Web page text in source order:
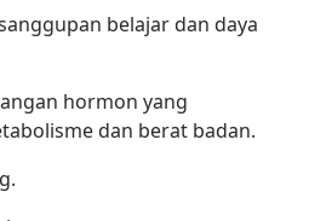
belajar dan daya
hormon yang
dan berat badan.